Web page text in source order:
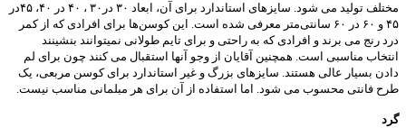
مختلف تولید می شود. سایزهای استاندارد برای آن، ابعاد ۳۰ در۳۰ ، ۴۰ در ۴۰، ۴۵در
۴۵ و ۶۰ در ۶۰ سانتی‌متر معرفی شده است. این کوسن‌ها برای افرادی که از کمر
درد رنج می برند و افرادی که به راحتی و برای تایم طولانی نمیتوانند بنشینند
انتخاب مناسبی است. همچنین آقایان از وجو آنها استقبال می کنند چون برای لم
دادن بسیار عالی هستند. سایزهای بزرگ و غیر استاندارد برای کوسن مربعی، یک
طرح فانتی محسوب می شود. اما استفاده از آن برای هر مبلمانی مناسب نیست.
گرد